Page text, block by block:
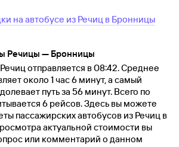
на автобусе из Речиц в Бронницы
Речицы — Бронницы
отправляется в 08:42. Среднее
около 1 час 6 минут, а самый
путь за 56 минут. Всего по
6 рейсов. Здесь вы можете
пассажирских автобусов из Речиц в
актуальной стоимости вы
или комментарий о данном